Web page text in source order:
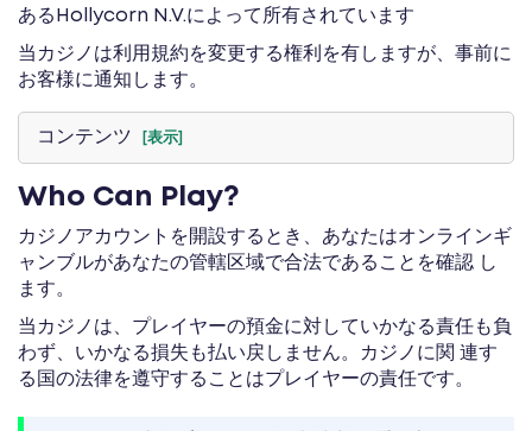
あるHollycorn N.V.によって所有されています
当カジノは利用規約を変更する権利を有しますが、事前に
お客様に通知します。
コンテンツ [表示]
Who Can Play?
カジノアカウントを開設するとき、あなたはオンラインギ
ャンブルがあなたの管轄区域で合法であることを確認 し
ます。
当カジノは、プレイヤーの預金に対していかなる責任も負
わず、いかなる損失も払い戻しません。カジノに関 連す
る国の法律を遵守することはプレイヤーの責任です。